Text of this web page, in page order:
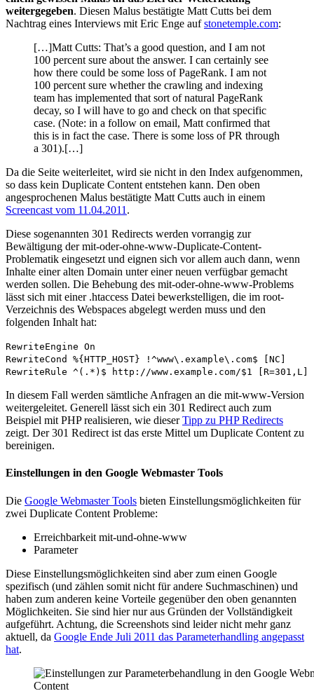
weitergegeben. Diesen Malus bestätigte Matt Cutts bei dem
Nachtrag eines Interviews mit Eric Enge aufstonetemple.com:
[…]Matt Cutts: That’s a good question, and I am not
100 percent sure about the answer. I can certainly see
how there could be some loss of PageRank. I am not
100 percent sure whether the crawling and indexing
team has implemented that sort of natural PageRank
decay, so I will have to go and check on that specific
case. (Note: in a follow on email, Matt confirmed that
this is in fact the case. There is some loss of PR through
a 301).[…]
Da die Seite weiterleitet, wird sie nicht in den Index aufgenommen,
so dass kein Duplicate Content entstehen kann. Den oben
angesprochenen Malus bestätigte Matt Cutts auch in einem
Screencast vom 11.04.2011 .
Diese sogenannten 301 Redirects werden vorrangig zur
Bewältigung der mit-oder-ohne-www-Duplicate-Content-
Problematik eingesetzt und eignen sich vor allem auch dann, wenn
Inhalte einer alten Domain unter einer neuen verfügbar gemacht
werden sollen. Die Behebung des mit-oder-ohne-www-Problems
lässt sich mit einer .htaccess Datei bewerkstelligen, die im root-
Verzeichnis des Webspaces abgelegt werden muss und den
folgenden Inhalt hat:
RewriteEngine On
RewriteCond %{HTTP_HOST} !^www\.example\.com$ [NC]
RewriteRule ^(.*)$ http://www.example.com/$1 [R=301,L]
In diesem Fall werden sämtliche Anfragen an die mit-www-Version
weitergeleitet. Generell lässt sich ein 301 Redirect auch zum
Beispiel mit PHP realisieren, wie dieserTipp zu PHP Redirects
zeigt. Der 301 Redirect ist das erste Mittel um Duplicate Content zu
bereinigen.
Einstellungen in den Google Webmaster Tools
Die Google Webmaster Tools bieten Einstellungsmöglichkeiten für
zwei Duplicate Content Probleme:
Erreichbarkeit mit-und-ohne-www
Parameter
Diese Einstellungsmöglichkeiten sind aber zum einen Google
spezifisch (und zählen somit nicht für andere Suchmaschinen) und
haben zum anderen keine Vorteile gegenüber den oben genannten
Möglichkeiten. Sie sind hier nur aus Gründen der Vollständigkeit
aufgeführt. Achtung, die Screenshots sind leider nicht mehr ganz
aktuell, da Google Ende Juli 2011 das Parameterhandling angepasst
hat.